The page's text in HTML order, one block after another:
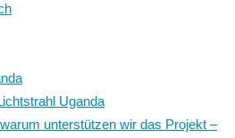
Uganda
unterstützen wir das Projekt –